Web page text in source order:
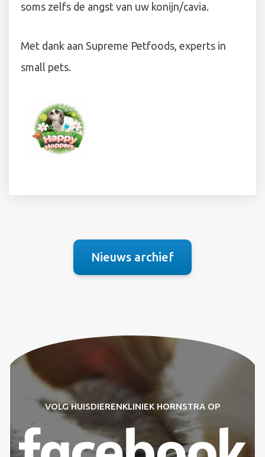
soms zelfs de angst van uw konijn/cavia.
Met dank aan Supreme Petfoods, experts in
small pets.
Nieuws archief
VOLG HUISDIERENKLINIEK HORNSTRA OP